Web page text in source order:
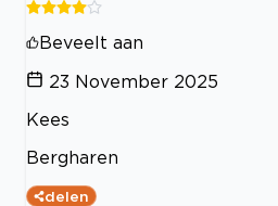
Beveelt aan
23 November 2025
Kees
Bergharen
delen